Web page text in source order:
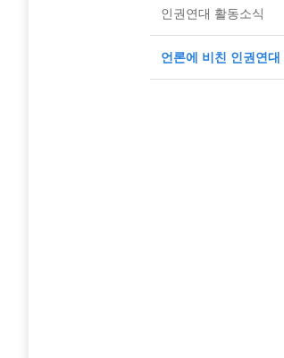
인권연대 활동소식
언론에 비친 인권연대